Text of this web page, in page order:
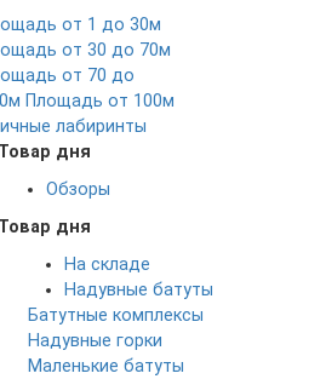
от 1 до 30м
от 30 до 70м
от 70 до
Площадь от 100м
лабиринты
дня
Обзоры
дня
На складе
Надувные батуты
Батутные комплексы
Надувные горки
Маленькие батуты